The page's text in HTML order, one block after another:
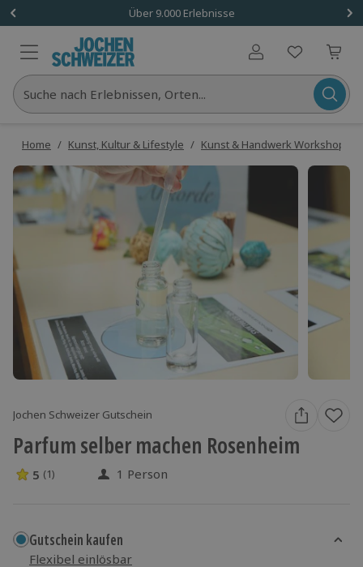
Über 9.000 Erlebnisse
Benutzerkonto
Suche nach Erlebnissen, Orten...
Home / Kunst, Kultur & Lifestyle / Kunst & Handwerk Workshops
Jochen Schweizer Gutschein
Parfum selber machen Rosenheim
5 Sterne von 5 aus 1 Bewertungen
5 (1) 1 Person
Gutschein kaufen
Flexibel einlösbar